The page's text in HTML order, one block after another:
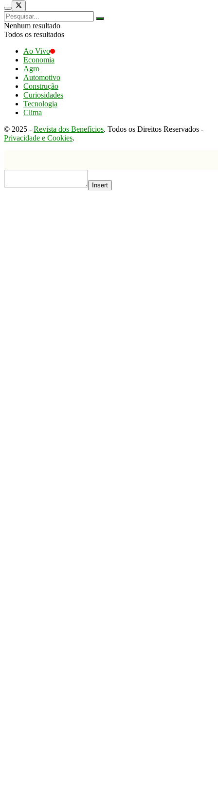
Nenhum resultado
Todos os resultados
Ao Vivo
Economia
Agro
Automotivo
Construção
Curiosidades
Tecnologia
Clima
© 2025 - Revista dos Benefícios. Todos os Direitos Reservados -
Privacidade e Cookies.
Insert